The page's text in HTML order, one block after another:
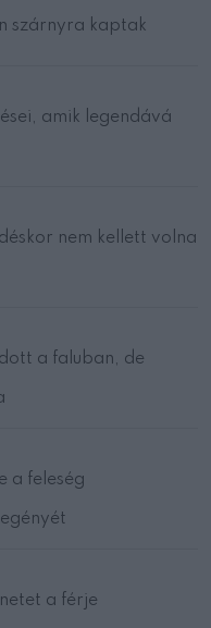
szárnyra kaptak
amik legendává
nem kellett volna
a faluban, de
a feleség
a férje